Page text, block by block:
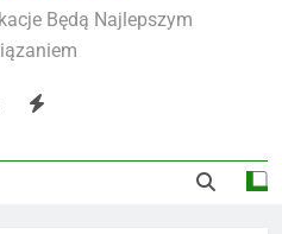
Będą Najlepszym